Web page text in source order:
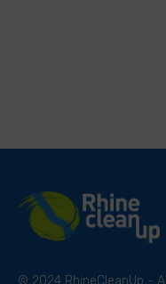
© 2024 RhineCleanUp -